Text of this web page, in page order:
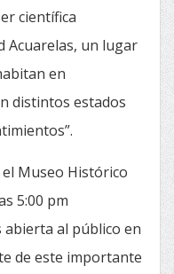
científica
Acuarelas, un lugar
en
distintos estados
Museo Histórico
5:00 pm
abierta al público en
de este importante